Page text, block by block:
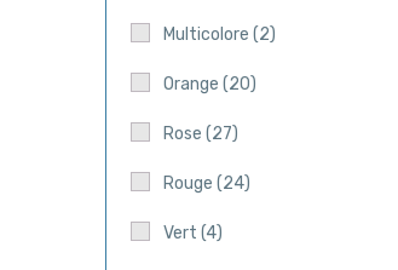
Multicolore (2)
Orange (20)
Rose (27)
Rouge (24)
Vert (4)